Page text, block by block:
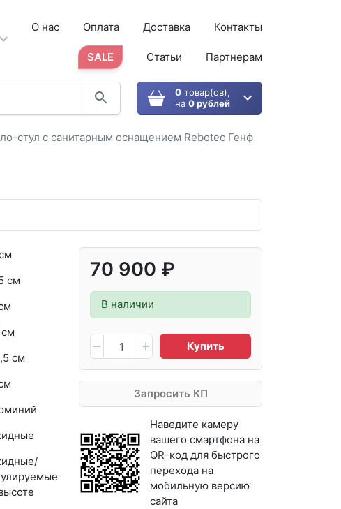
О нас Оплата Доставка Контакты
SALE Статьи Партнерам
0товар(ов),
на 0 рублей
стул с санитарным оснащением Rebotec Генф
70 900 ₽
В наличии
Купить
Запросить КП
Наведите камеру
вашего смартфона на
QR-код для быстрого
перехода на
мобильную версию
сайта
см
см
см